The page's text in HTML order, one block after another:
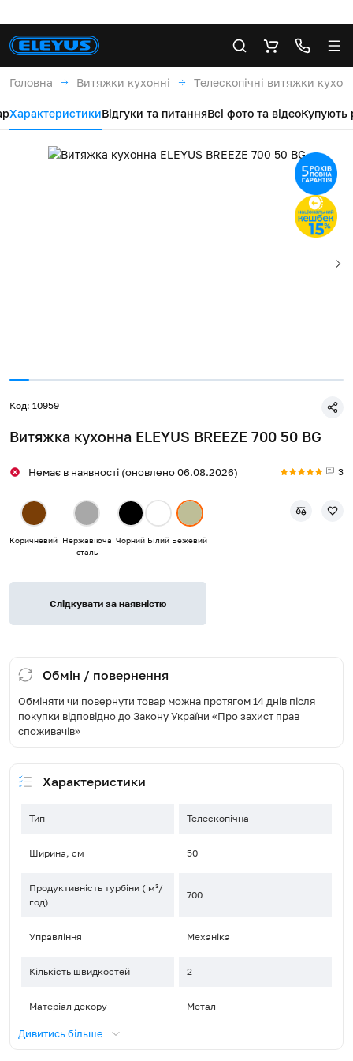
Головна Витяжки кухонні Телескопічні витяжки
ХарактеристикиВідгуки та питанняВсі фото та відеоКупують
Код: 10959
Витяжка кухонна ELEYUS BREEZE 700 50 BG
Немає в наявності (оновлено 06.08.2026) 3
Коричневий Нержавіюча
сталь
Чорний Білий Бежевий
Слідкувати за наявністю
Обмін / повернення
Обміняти чи повернути товар можна протягом 14 днів після
покупки відповідно до Закону України «Про захист прав
споживачів»
Характеристики
Тип Телескопічна
Ширина, см 50
Продуктивність турбіни ( м³/
год)
700
Управління Механіка
Кількість швидкостей 2
Матеріал декору Метал
Тип освітлення
Дивитись більше